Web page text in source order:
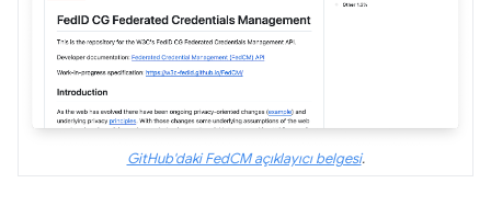
GitHub'daki FedCM açıklayıcı belgesi.